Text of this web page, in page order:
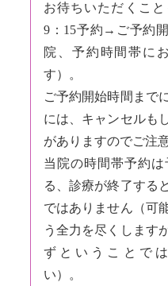
お待ちいただくこ
9：15予約→ご予約
院、予約時間帯に
す）。
ご予約開始時間まで
には、キャンセルも
がありますのでご注
当院の時間帯予約
る、診療が終了する
ではありません（可
う全力を尽くします
ずということで
い）。